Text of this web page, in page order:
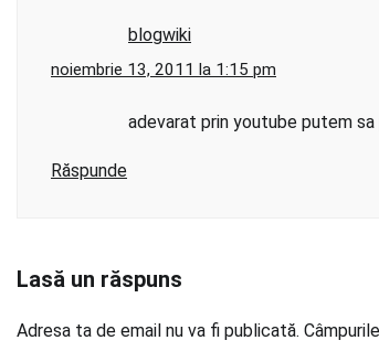
blogwiki
noiembrie 13, 2011 la 1:15 pm
adevarat prin youtube putem
Răspunde
Lasă un răspuns
Adresa ta de email nu va fi publicată.